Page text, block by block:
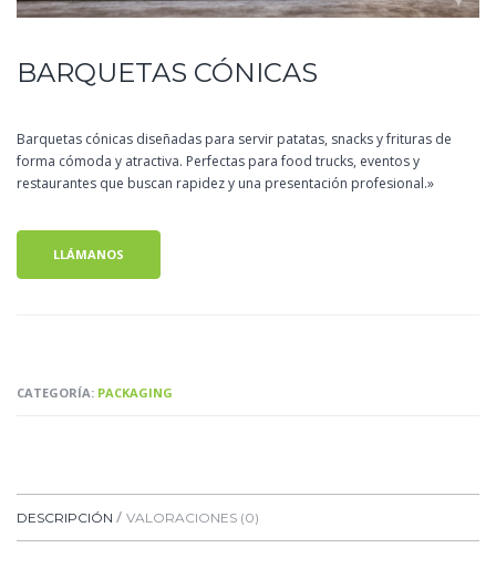
BARQUETAS CÓNICAS
Barquetas cónicas diseñadas para servir patatas, snacks y frituras de
forma cómoda y atractiva. Perfectas para food trucks, eventos y
restaurantes que buscan rapidez y una presentación profesional.»
LLÁMANOS
CATEGORÍA: PACKAGING
DESCRIPCIÓN VALORACIONES (0)